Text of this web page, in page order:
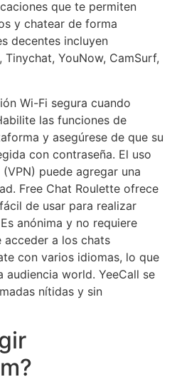
que te permiten
y chatear de forma
decentes incluyen
Tinychat, YouNow, CamSurf,
Wi-Fi segura cuando
las funciones de
y asegúrese de que su
con contraseña. El uso
puede agregar una
Free Chat Roulette ofrece
de usar para realizar
anónima y no requiere
a los chats
con varios idiomas, lo que
audiencia world. YeeCall se
nítidas y sin